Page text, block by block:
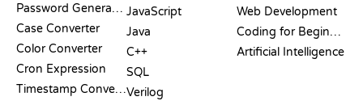
Password Generator
Case Converter
Color Converter
Cron Expression
Timestamp Converter
JavaScript
Java
C++
SQL
Verilog
Web Development
Coding for Beginners
Artificial Intelligence